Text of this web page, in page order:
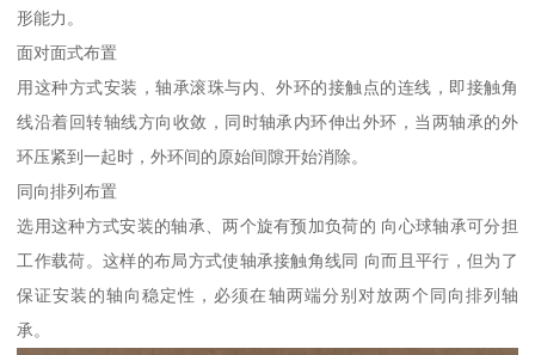
形能力。
面对面式布置
用这种方式安装，轴承滚珠与内、外环的接触点的连线，即接触角
线沿着回转轴线方向收敛，同时轴承内环伸出外环，当两轴承的外
环压紧到一起时，外环间的原始间隙开始消除。
同向排列布置
选用这种方式安装的轴承、两个旋有预加负荷的 向心球轴承可分担
工作载荷。这样的布局方式使轴承接触角线同 向而且平行，但为了
保证安装的轴向稳定性，必须在轴两端分别对放两个同向排列轴
承。